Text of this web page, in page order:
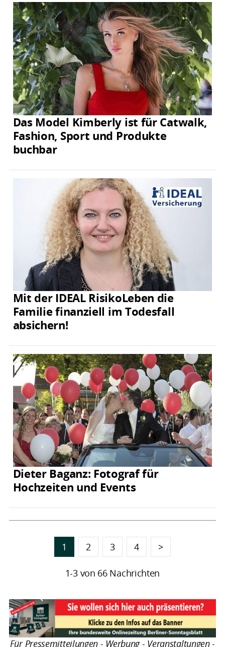
Das Model Kimberly ist für Catwalk,
Fashion, Sport und Produkte
buchbar
Mit der IDEAL RisikoLeben die
Familie finanziell im Todesfall
absichern!
Dieter Baganz: Fotograf für
Hochzeiten und Events
1 2 3 4 >
1-3 von 66 Nachrichten
Für Pressemitteilungen - Werbung - Veranstaltungen -